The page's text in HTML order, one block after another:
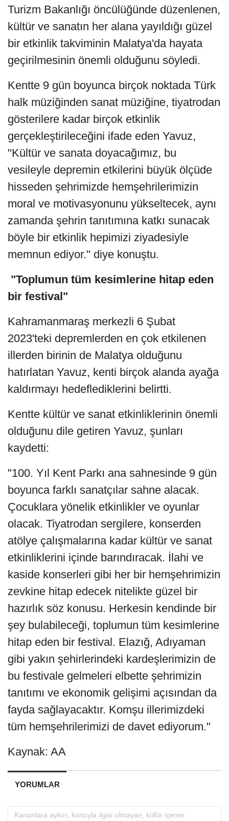
Turizm Bakanlığı öncülüğünde düzenlenen,
kültür ve sanatın her alana yayıldığı güzel
bir etkinlik takviminin Malatya'da hayata
geçirilmesinin önemli olduğunu söyledi.
Kentte 9 gün boyunca birçok noktada Türk
halk müziğinden sanat müziğine, tiyatrodan
gösterilere kadar birçok etkinlik
gerçekleştirileceğini ifade eden Yavuz,
"Kültür ve sanata doyacağımız, bu
vesileyle depremin etkilerini büyük ölçüde
hisseden şehrimizde hemşehrilerimizin
moral ve motivasyonunu yükseltecek, aynı
zamanda şehrin tanıtımına katkı sunacak
böyle bir etkinlik hepimizi ziyadesiyle
memnun ediyor." diye konuştu.
"Toplumun tüm kesimlerine hitap eden
bir festival"
Kahramanmaraş merkezli 6 Şubat
2023'teki depremlerden en çok etkilenen
illerden birinin de Malatya olduğunu
hatırlatan Yavuz, kenti birçok alanda ayağa
kaldırmayı hedeflediklerini belirtti.
Kentte kültür ve sanat etkinliklerinin önemli
olduğunu dile getiren Yavuz, şunları
kaydetti:
"100. Yıl Kent Parkı ana sahnesinde 9 gün
boyunca farklı sanatçılar sahne alacak.
Çocuklara yönelik etkinlikler ve oyunlar
olacak. Tiyatrodan sergilere, konserden
atölye çalışmalarına kadar kültür ve sanat
etkinliklerini içinde barındıracak. İlahi ve
kaside konserleri gibi her bir hemşehrimizin
zevkine hitap edecek nitelikte güzel bir
hazırlık söz konusu. Herkesin kendinde bir
şey bulabileceği, toplumun tüm kesimlerine
hitap eden bir festival. Elazığ, Adıyaman
gibi yakın şehirlerindeki kardeşlerimizin de
bu festivale gelmeleri elbette şehrimizin
tanıtımı ve ekonomik gelişimi açısından da
fayda sağlayacaktır. Komşu illerimizdeki
tüm hemşehrilerimizi de davet ediyorum."
Kaynak: AA
YORUMLAR